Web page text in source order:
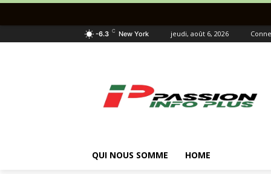
-6.3 C New York jeudi, août 6, 2026
QUI NOUS SOMME HOME